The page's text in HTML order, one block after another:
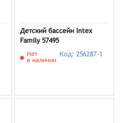
Детский бассейн Intex
Family 57495
Нет
в наличии
Код: 256287-1